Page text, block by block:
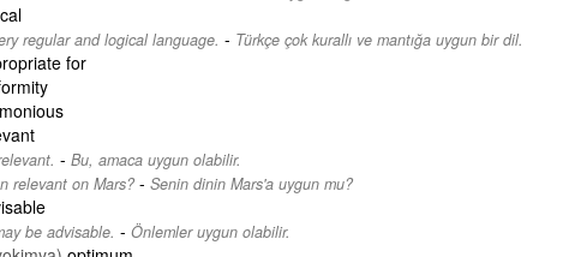
regular and logical language. - Türkçe çok kurallı ve mantığa uygun bir dil.
for
- Bu, amaca uygun olabilir.
relevant on Mars?- Senin dinin Mars'a uygun mu?
be advisable. - Önlemler uygun olabilir.